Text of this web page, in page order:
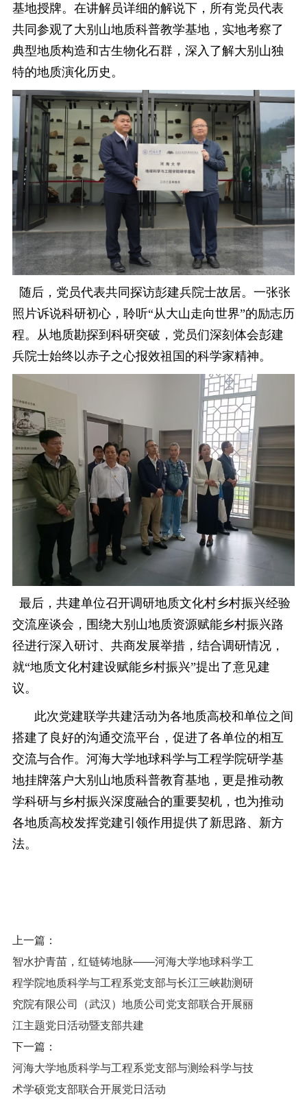
基地授牌。在讲解员详细的解说下，所有党员代表
共同参观了大别山地质科普教学基地，实地考察了
典型地质构造和古生物化石群，深入了解大别山独
特的地质演化历史。
随后，党员代表共同探访彭建兵院士故居。一张张
照片诉说科研初心，聆听“从大山走向世界”的励志历
程。从地质勘探到科研突破，党员们深刻体会彭建
兵院士始终以赤子之心报效祖国的科学家精神。
最后，共建单位召开调研地质文化村乡村振兴经验
交流座谈会，围绕大别山地质资源赋能乡村振兴路
径进行深入研讨、共商发展举措， 结合调研情况，
就“地质文化村建设赋能乡村振兴”提出了意见建
议。
此次党建联学共建活动为各地质高校和单位之间
搭建了良好的沟通交流平台，促进了各单位的相互
交流与合作。河海大学地球科学与工程学院研学基
地挂牌落户大别山地质科普教育基地，更是推动教
学科研与乡村振兴深度融合的重要契机，也为推动
各地质高校发挥党建引领作用提供了新思路、新方
法。
上一篇：
智水护青苗，红链铸地脉——河海大学地球科学工
程学院地质科学与工程系党支部与长江三峡勘测研
究院有限公司（武汉）地质公司党支部联合开展丽
江主题党日活动暨支部共建
下一篇：
河海大学地质科学与工程系党支部与测绘科学与技
术学硕党支部联合开展党日活动